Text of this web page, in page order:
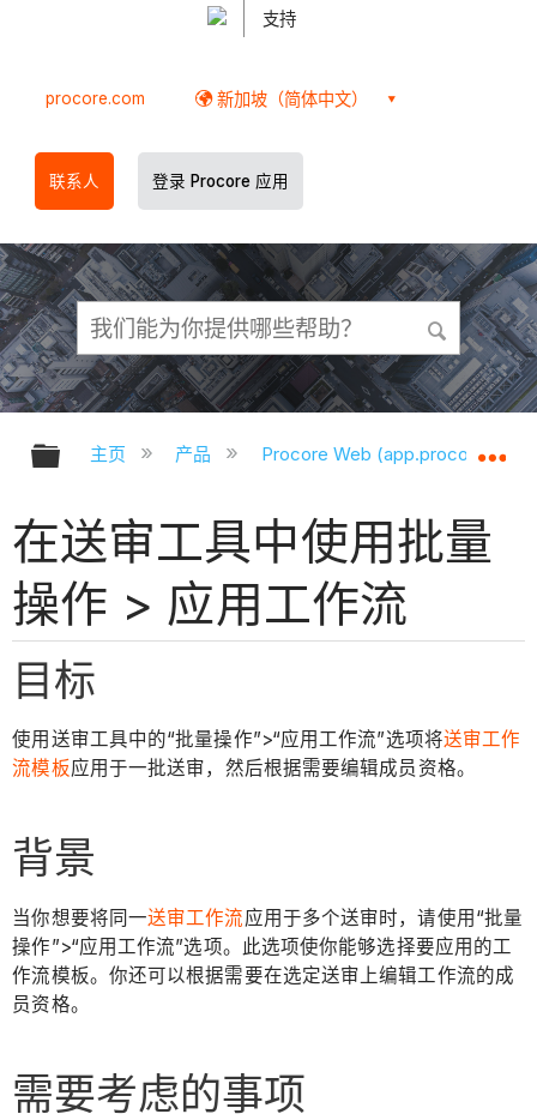
支持
procore.com 新加坡（简体中文）
联系人 登录 Procore 应用
扩展/隐缩全局层次
主页 产品 Procore Web
在送审工具中使用批量
操作 > 应用工作流
目标
使用送审工具中的“批量操作”>“应用工作流”选项将送审工作
流模板应用于一批送审，然后根据需要编辑成员资格。
背景
当你想要将同一送审工作流应用于多个送审时，请使用“批量
操作”>“应用工作流”选项。此选项使你能够选择要应用的工
作流模板。你还可以根据需要在选定送审上编辑工作流的成
员资格。
需要考虑的事项